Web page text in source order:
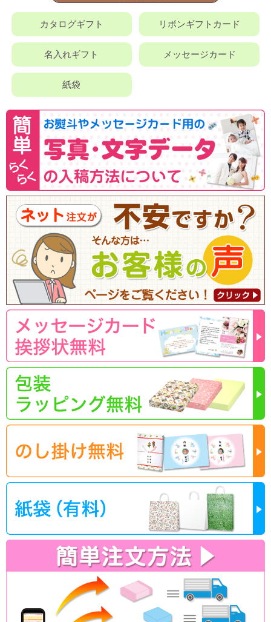
カタログギフト リボンギフトカード
名入れギフト メッセージカード
紙袋